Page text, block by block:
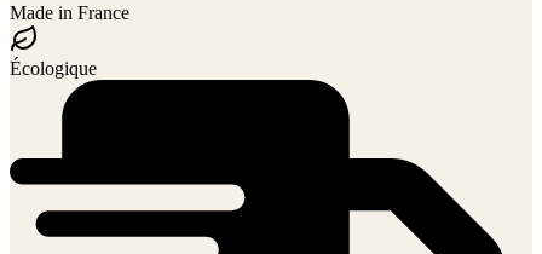
Made in France
Écologique